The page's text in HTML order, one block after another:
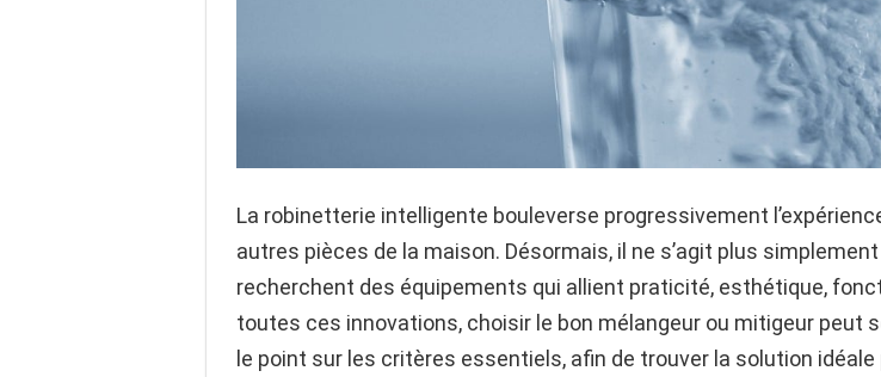
La robinetterie intelligente bouleverse progressivement
autres pièces de la maison. Désormais, il ne s’agit plus
recherchent des équipements qui allient praticité, esthétique,
toutes ces innovations, choisir le bon mélangeur ou mitigeur peut
le point sur les critères essentiels, afin de trouver la solution